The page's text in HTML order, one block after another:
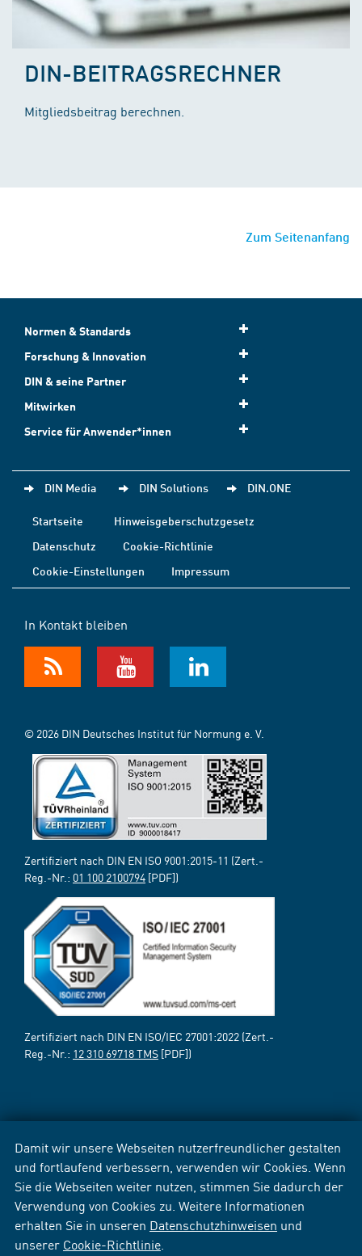
Damit wir unsere Webseiten nutzerfreundlicher gestalten
und fortlaufend verbessern, verwenden wir Cookies. Wenn
Sie die Webseiten weiter nutzen, stimmen Sie dadurch der
Verwendung von Cookies zu. Weitere Informationen
erhalten Sie in unseren Datenschutzhinweisen und
unserer Cookie-Richtlinie
DIN-BEITRAGSRECHNER
Mitgliedsbeitrag berechnen.
Zum Seitenanfang
Normen & Standards
Forschung & Innovation
DIN & seine Partner
Mitwirken
Service für Anwender*innen
DIN Media DIN Solutions DIN.ONE
Startseite
Hinweisgeberschutzgesetz
Datenschutz
Cookie-Richtlinie
Cookie-Einstellungen
Impressum
In Kontakt bleiben
© 2026 DIN Deutsches Institut für Normung e. V.
Zertifiziert nach DIN EN ISO 9001:2015-11 (Zert.-
Reg.-Nr.: 01 100 2100794 [PDF])
Zertifiziert nach DIN EN ISO/IEC 27001:2022 (Zert.-
Reg.-Nr.: 12 310 69718 TMS [PDF])